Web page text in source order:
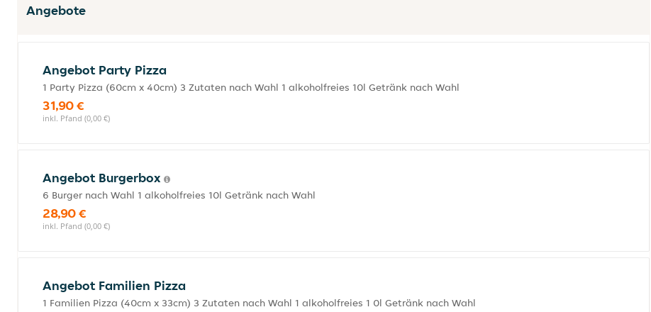
Angebote
Angebot Party Pizza
1 Party Pizza (60cm x 40cm) 3 Zutaten nach Wahl 1 alkoholfreies 10l Getränk nach Wahl
31,90 €
inkl. Pfand (0,00 €)
Angebot Burgerbox
6 Burger nach Wahl 1 alkoholfreies 10l Getränk nach Wahl
28,90 €
inkl. Pfand (0,00 €)
Angebot Familien Pizza
1 Familien Pizza (40cm x 33cm) 3 Zutaten nach Wahl 1 alkoholfreies 1 0l Getränk nach Wahl